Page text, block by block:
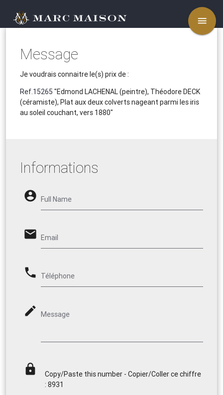
menu
Message
Je voudrais connaitre le(s) prix de :
Ref.15265 "Edmond LACHENAL (peintre), Théodore DECK
(céramiste), Plat aux deux colverts nageant parmi les iris
au soleil couchant, vers 1880"
Informations
account_circle Full Name
email Email
phone Téléphone
mode_edit Message
lock
Copy/Paste this number - Copier/Coller ce chiffre
: 8931